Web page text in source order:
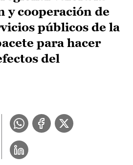
y cooperación de
públicos de la
para hacer
del